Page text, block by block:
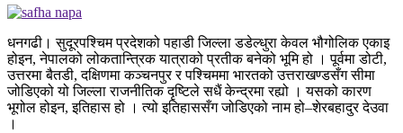
धनगढी। सुदूरपश्चिम प्रदेशको पहाडी जिल्ला डडेल्धुरा केवल भौगोलिक एकाइ
होइन, नेपालको लोकतान्त्रिक यात्राको प्रतीक बनेको भूमि हो । पूर्वमा डोटी,
उत्तरमा बैतडी, दक्षिणमा कञ्चनपुर र पश्चिममा भारतको उत्तराखण्डसँग सीमा
जोडिएको यो जिल्ला राजनीतिक दृष्टिले सधैं केन्द्रमा रह्यो । यसको कारण
भूगोल होइन, इतिहास हो । त्यो इतिहाससँग जोडिएको नाम हो–शेरबहादुर देउवा
।